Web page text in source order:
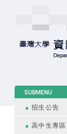
SUBMENU
招生公告
高中生專區